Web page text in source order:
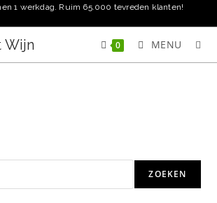
1 werkdag. Ruim 65.000 tevreden klanten!
Wijn 0 MENU
ZOEKEN